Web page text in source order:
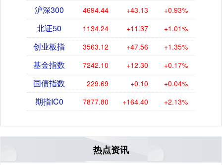
沪深300 4694.44 +43.13 +0.93%
北证50 1134.24 +11.37 +1.01%
创业板指 3563.12 +47.56 +1.35%
基金指数 7242.10 +12.30 +0.17%
国债指数 229.69 +0.10 +0.04%
期指IC0 7877.80 +164.40 +2.13%
热点资讯